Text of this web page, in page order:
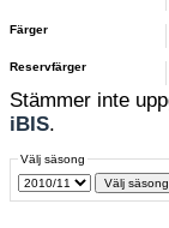
Färger
Reservfärger
Stämmer inte
iBIS.
Välj säsong